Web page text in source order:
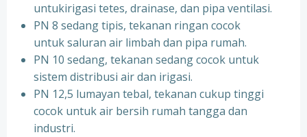
untukirigasi tetes, drainase, dan pipa ventilasi.
PN 8 sedang tipis, tekanan ringan cocok
untuk saluran air limbah dan pipa rumah.
PN 10 sedang, tekanan sedang cocok untuk
sistem distribusi air dan irigasi.
PN 12,5 lumayan tebal, tekanan cukup tinggi
cocok untuk air bersih rumah tangga dan
industri.